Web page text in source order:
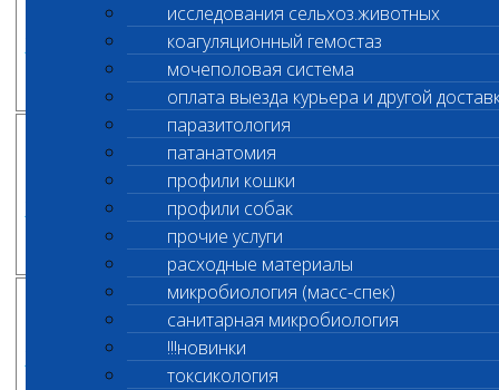
исследования сельхоз.животных
коагуляционный гемостаз
мочеполовая система
оплата выезда курьера и другой
паразитология
патанатомия
профили кошки
профили собак
прочие услуги
расходные материалы
микробиология (масс-спек)
санитарная микробиология
!!!новинки
токсикология
2762
Зубная гипоминерализация /
Синдром Райна (RS BC) собак
1750
2763
Неонатальная
энцефалопатия с судорогами
(NEWS) собак
1 750
2764
Полидактилия, Hw аллель,
кошек